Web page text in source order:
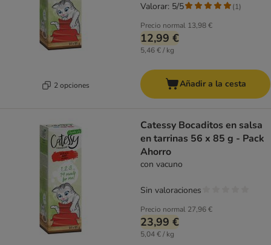
2 opciones
Precio normal 13,98 €
12,99 €
5,46 € / kg
Valorar: 5/5 (1)
Añadir a la cesta
Catessy Bocaditos en salsa
en tarrinas 56 x 85 g - Pack
Ahorro
con vacuno
Precio normal 27,96 €
23,99 €
5,04 € / kg
Sin valoraciones